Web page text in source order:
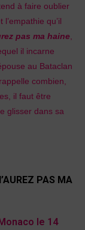
à faire oublier
qu’il
pas ma haine,
il incarne
au Bataclan
combien,
il faut être
glisser dans sa
PAS MA
le 14